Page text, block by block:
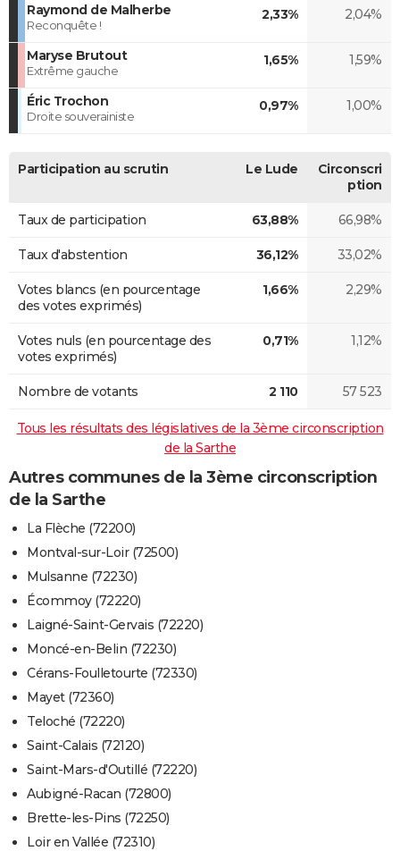
Raymond de Malherbe
Reconquête !
2,33% 2,04%
Maryse Brutout
Extrême gauche
1,65% 1,59%
Éric Trochon
Droite souverainiste
0,97% 1,00%
Participation au scrutin Le Lude
Circonscri
ption
Taux de participation 63,88% 66,98%
Taux d'abstention 36,12% 33,02%
Votes blancs (en pourcentage
des votes exprimés)
1,66% 2,29%
Votes nuls (en pourcentage des
votes exprimés)
0,71% 1,12%
Nombre de votants 2 110 57 523
Tous les résultats des législatives de la 3ème circonscription
de la Sarthe
Autres communes de la 3ème circonscription
de la Sarthe
La Flèche (72200)
Montval-sur-Loir (72500)
Mulsanne (72230)
Écommoy (72220)
Laigné-Saint-Gervais (72220)
Moncé-en-Belin (72230)
Cérans-Foulletourte (72330)
Mayet (72360)
Teloché (72220)
Saint-Calais (72120)
Saint-Mars-d'Outillé (72220)
Aubigné-Racan (72800)
Brette-les-Pins (72250)
Loir en Vallée (72310)